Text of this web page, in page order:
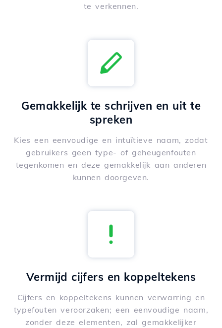
te verkennen.
Gemakkelijk te schrijven en uit te
spreken
Kies een eenvoudige en intuïtieve naam, zodat
gebruikers geen type- of geheugenfouten
tegenkomen en deze gemakkelijk aan anderen
kunnen doorgeven.
Vermijd cijfers en koppeltekens
Cijfers en koppeltekens kunnen verwarring en
typefouten veroorzaken; een eenvoudige naam,
zonder deze elementen, zal gemakkelijker